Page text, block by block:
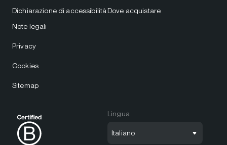
Dichiarazione di accessibilità Dove acquistare
Note legali
Privacy
Cookies
Sitemap
Lingua
Italiano